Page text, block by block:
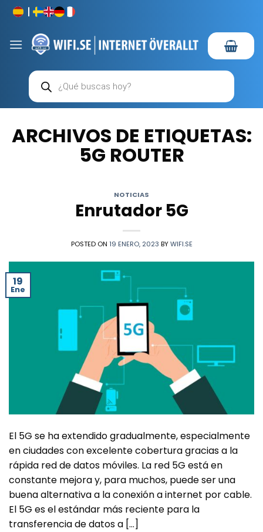
Saltar
contenido
Búsqueda
de
productos
ARCHIVOS DE ETIQUETAS:
5G ROUTER
NOTICIAS
Enrutador 5G
POSTED ON 19 ENERO, 2023 BYWIFI.SE
19
Ene
El 5G se ha extendido gradualmente, especialmente
en ciudades con excelente cobertura gracias a la
rápida red de datos móviles. La red 5G está en
constante mejora y, para muchos, puede ser una
buena alternativa a la conexión a internet por cable.
El 5G es el estándar más reciente para la
transferencia de datos a […]